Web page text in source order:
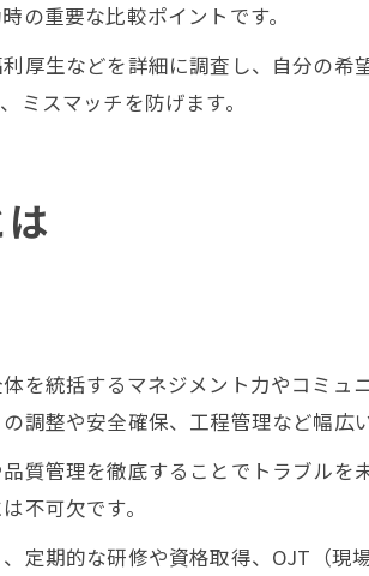
の重要な比較ポイントです。
厚生などを詳細に調査し、自分の
ミスマッチを防げます。
を統括するマネジメント力やコミュ
整や安全確保、工程管理など幅広
質管理を徹底することでトラブルを
不可欠です。
定期的な研修や資格取得、OJT（現